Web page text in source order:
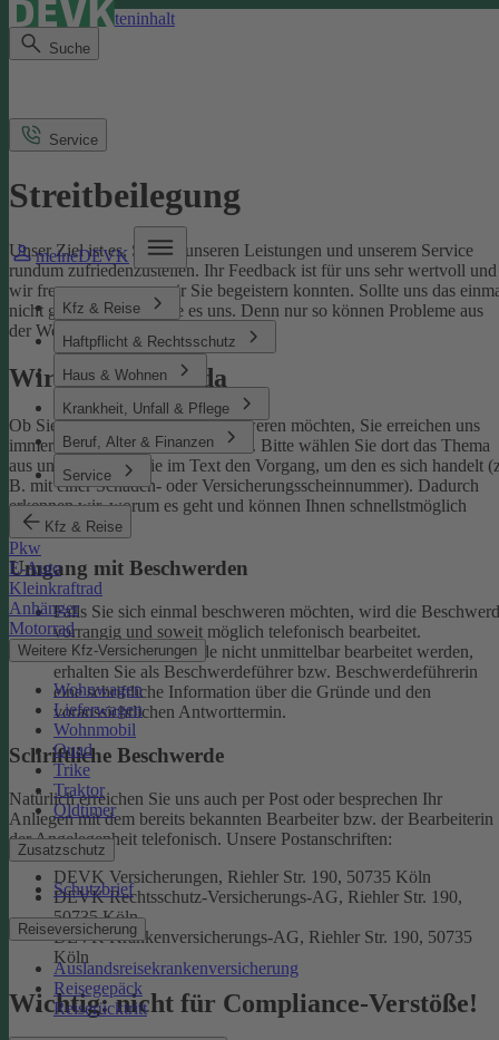
Direkt zum Seiteninhalt
Suche
meineDEVK
Kfz & Reise
Haftpflicht & Rechtsschutz
Haus & Wohnen
Krankheit, Unfall & Pflege
Beruf, Alter & Finanzen
Service
Kfz & Reise
Pkw
E-Auto
Kleinkraftrad
Anhänger
Motorrad
Weitere Kfz-Versicherungen
Wohnwagen
Lieferwagen
Wohnmobil
Quad
Trike
Traktor
Oldtimer
Zusatzschutz
Schutzbrief
Reiseversicherung
Auslandsreisekrankenversicherung
Reisegepäck
Reiserücktritt
Service
Streitbeilegung
Unser Ziel ist es, Sie mit unseren Leistungen und unserem Service
rundum zufriedenzustellen. Ihr Feedback ist für uns sehr wertvoll und
wir freuen uns, wenn wir Sie begeistern konnten. Sollte uns das
nicht gelingen, sagen Sie es uns. Denn nur so können Probleme aus
der Welt geschafft werden.
Wir sind für Sie da
Ob Sie uns loben oder sich beschweren möchten, Sie erreichen uns
immer über unser Kontaktformular
. Bitte wählen Sie dort das Thema
aus und benennen Sie im Text den Vorgang, um den es sich handelt
B. mit einer Schaden- oder Versicherungsscheinnummer). Dadurch
erkennen wir, worum es geht und können Ihnen schnellstmöglich
weiterhelfen.
Umgang mit Beschwerden
Falls Sie sich einmal beschweren möchten, wird die
vorrangig und soweit möglich telefonisch bearbeitet.
Kann eine Beschwerde nicht unmittelbar bearbeitet werden,
erhalten Sie als Beschwerdeführer bzw. Beschwerdeführerin
eine schriftliche Information über die Gründe und den
voraussichtlichen Antworttermin.
Schriftliche Beschwerde
Natürlich erreichen Sie uns auch per Post oder besprechen Ihr
Anliegen mit dem bereits bekannten Bearbeiter bzw. der Bearbeiterin
der Angelegenheit telefonisch. Unsere Postanschriften:
DEVK Versicherungen, Riehler Str. 190, 50735 Köln
DEVK Rechtsschutz-Versicherungs-AG, Riehler Str. 190,
50735 Köln
DEVK Krankenversicherungs-AG, Riehler Str. 190, 50735
Köln
Wichtig: nicht für Compliance-Verstöße!